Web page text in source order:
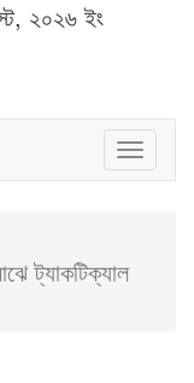
২০২৬ ইং
ট্যাকটিক্যাল